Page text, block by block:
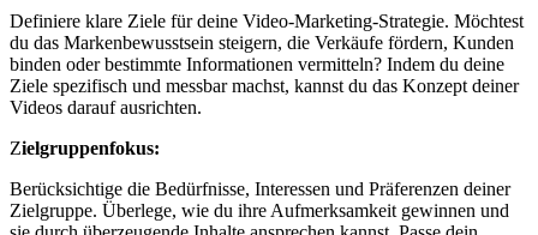
Definiere klare Ziele für deine Video-Marketing-Strategie. Möchtest
du das Markenbewusstsein steigern, die Verkäufe fördern, Kunden
binden oder bestimmte Informationen vermitteln? Indem du deine
Ziele spezifisch und messbar machst, kannst du das Konzept deiner
Videos darauf ausrichten.
Zielgruppenfokus:
Berücksichtige die Bedürfnisse, Interessen und Präferenzen deiner
Zielgruppe. Überlege, wie du ihre Aufmerksamkeit gewinnen und